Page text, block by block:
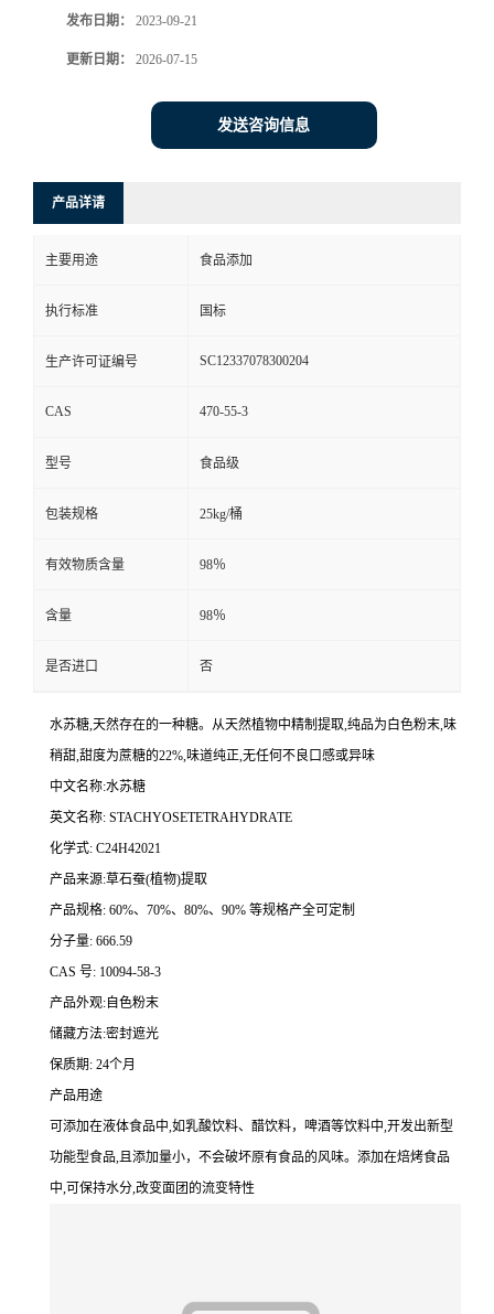
发布日期： 2023-09-21
更新日期： 2026-07-15
发送咨询信息
产品详请
主要用途 食品添加
执行标准 国标
生产许可证编号 SC12337078300204
CAS 470-55-3
型号 食品级
包装规格 25kg/桶
有效物质含量 98％
含量 98％
是否进口 否
水苏糖,天然存在的一种糖。从天然植物中精制提取,纯品为白色粉末,味
稍甜,甜度为蔗糖的22%,味道纯正,无任何不良口感或异味
中文名称:水苏糖
英文名称: STACHYOSETETRAHYDRATE
化学式: C24H42021
产品来源:草石蚕(植物)提取
产品规格: 60%、70%、80%、90% 等规格产全可定制
分子量: 666.59
CAS 号: 10094-58-3
产品外观:自色粉末
储藏方法:密封遮光
保质期: 24个月
产品用途
可添加在液体食品中,如乳酸饮料、醋饮料，啤酒等饮料中,开发出新型
功能型食品,且添加量小，不会破坏原有食品的风味。添加在焙烤食品
中,可保持水分,改变面团的流变特性